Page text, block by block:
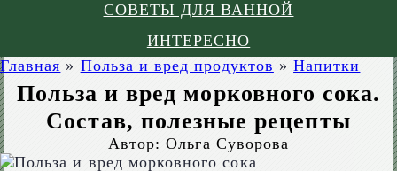
СОВЕТЫ ДЛЯ ВАННОЙ
ИНТЕРЕСНО
Главная » Польза и вред продуктов » Напитки
Польза и вред морковного сока.
Состав, полезные рецепты
Автор: Ольга Суворова